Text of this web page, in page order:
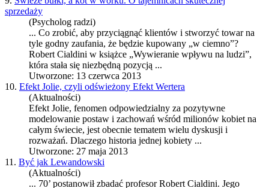
sprzedaży
(Psycholog radzi)
... Co zrobić, aby przyciągnąć klientów i stworzyć towar na
tyle godny zaufania, że będzie kupowany „w ciemno”?
Robert Cialdini w książce „Wywieranie wpływu na ludzi”,
która stała się niezbędną pozycją ...
Utworzone: 13 czerwca 2013
10. Efekt Jolie, czyli odświeżony Efekt Wertera
(Aktualności)
Efekt Jolie, fenomen odpowiedzialny za pozytywne
modelowanie postaw i zachowań wśród milionów kobiet na
całym świecie, jest obecnie tematem wielu dyskusji i
rozważań. Dlaczego historia jednej kobiety ...
Utworzone: 27 maja 2013
11. Być jak Lewandowski
(Aktualności)
... 70’ postanowił zbadać profesorRobert Cialdini. Jego